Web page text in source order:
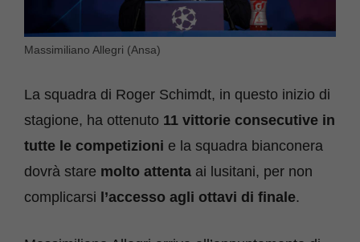
Massimiliano Allegri (Ansa)
La squadra di Roger Schimdt, in questo inizio di
stagione, ha ottenuto 11 vittorie consecutive in
tutte le competizioni e la squadra bianconera
dovrà stare molto attenta ai lusitani, per non
complicarsi l’accesso agli ottavi di finale.